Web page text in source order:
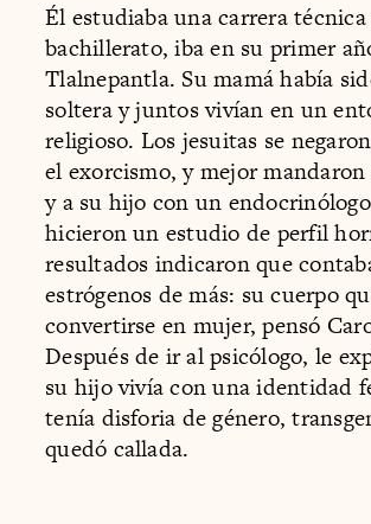
Él estudiaba una carrera
bachillerato, iba en su primer
Tlalnepantla. Su mamá había
soltera y juntos vivían en un
religioso. Los jesuitas se
el exorcismo, y mejor
y a su hijo con un
hicieron un estudio de perfil
resultados indicaron que
estrógenos de más: su cuerpo
convertirse en mujer, pensó
Después de ir al psicólogo, le
su hijo vivía con una identidad
tenía disforia de género,
quedó callada.